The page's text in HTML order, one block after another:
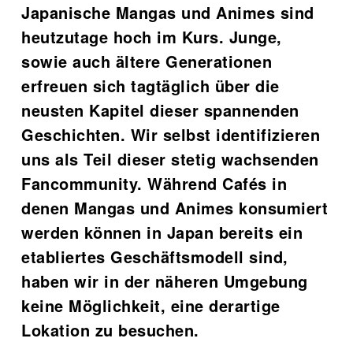
Japanische Mangas und Animes sind
heutzutage hoch im Kurs. Junge,
sowie auch ältere Generationen
erfreuen sich tagtäglich über die
neusten Kapitel dieser spannenden
Geschichten. Wir selbst identifizieren
uns als Teil dieser stetig wachsenden
Fancommunity. Während Cafés in
denen Mangas und Animes konsumiert
werden können in Japan bereits ein
etabliertes Geschäftsmodell sind,
haben wir in der näheren Umgebung
keine Möglichkeit, eine derartige
Lokation zu besuchen.